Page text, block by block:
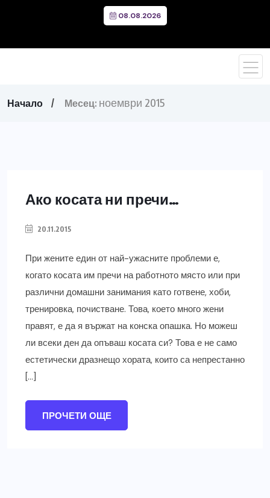
08.08.2026
Начало Месец: ноември 2015
Ако косата ни пречи…
20.11.2015
При жените един от най-ужасните проблеми е,
когато косата им пречи на работното място или при
различни домашни занимания като готвене, хоби,
тренировка, почистване. Това, което много жени
правят, е да я вържат на конска опашка. Но можеш
ли всеки ден да опъваш косата си? Това е не само
естетически дразнещо хората, които са непрестанно
[…]
ПРОЧЕТИ ОЩЕ